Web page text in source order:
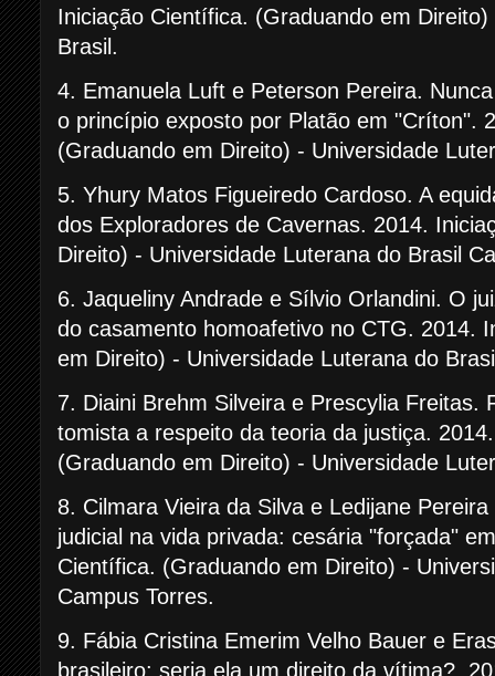
Iniciação Científica. (Graduando em
Brasil.
4. Emanuela Luft e Peterson Pereira.
o princípio exposto por Platão em "Críton".
(Graduando em Direito) - Universidade
5. Yhury Matos Figueiredo Cardoso. A
dos Exploradores de Cavernas. 2014.
Direito) - Universidade Luterana do Brasil
6. Jaqueliny Andrade e Sílvio Orlandini. O
do casamento homoafetivo no CTG. 2014.
em Direito) - Universidade Luterana do
7. Diaini Brehm Silveira e Prescylia Freitas.
tomista a respeito da teoria da justiça.
(Graduando em Direito) - Universidade
8. Cilmara Vieira da Silva e Ledijane
judicial na vida privada: cesária "forçada"
Científica. (Graduando em Direito) -
Campus Torres.
9. Fábia Cristina Emerim Velho Bauer e
brasileiro: seria ela um direito da vítima?.